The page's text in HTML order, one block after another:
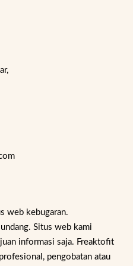
web kebugaran.
Situs web kami
informasi saja. Freaktofit
pengobatan atau